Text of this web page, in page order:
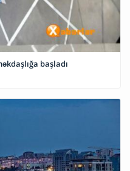
başladı